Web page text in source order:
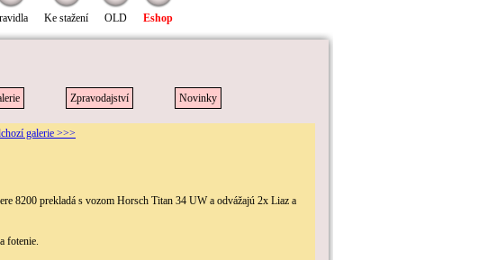
Ke stažení OLD Eshop
Zpravodajství Novinky
galerie >>>
8200 prekladá s vozom Horsch Titan 34 UW a odvážajú 2x Liaz a
fotenie.